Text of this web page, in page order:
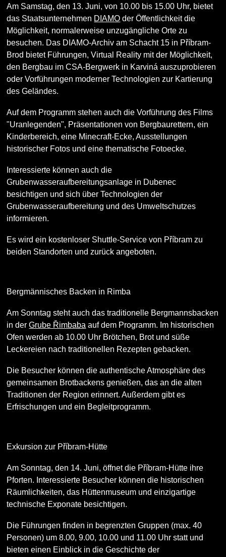
Am Samstag, den 13. Juni, von 10.00 bis 15.00 Uhr, bietet
das Staatsunternehmen DIAMO der Öffentlichkeit die
Möglichkeit, normalerweise unzugängliche Orte zu
besuchen. Das DIAMO-Archiv am Schacht 15 in Příbram-
Brod bietet Führungen, Virtual Reality mit der Möglichkeit,
den Bergbau im CSA-Bergwerk in Karviná auszuprobieren
oder Vorführungen moderner Technologien zur Kartierung
des Geländes.
Auf dem Programm stehen auch die Vorführung des Films
"Uranlegenden", Präsentationen von Bergbaurettern, ein
Kinderbereich, eine Minecraft-Ecke, Ausstellungen
historischer Fotos und eine thematische Fotoecke.
Interessierte können auch die
Grubenwasseraufbereitungsanlage in Dubenec
besichtigen und sich über Technologien der
Grubenwasseraufbereitung und des Umweltschutzes
informieren.
Es wird ein kostenloser Shuttle-Service von Příbram zu
beiden Standorten und zurück angeboten.
Bergmännisches Backen in Rimba
Am Sonntag steht auch das traditionelle Bergmannsbacken
in derGrube Řimbaba auf dem Programm. Im historischen
Ofen werden ab 10.00 Uhr Brötchen, Brot und süße
Leckereien nach traditionellen Rezepten gebacken.
Die Besucher können die authentische Atmosphäre des
gemeinsamen Brotbackens genießen, das an die alten
Traditionen der Region erinnert. Außerdem gibt es
Erfrischungen und ein Begleitprogramm.
Exkursion zur Příbram-Hütte
Am Sonntag, den 14. Juni, öffnet die Příbram-Hütte ihre
Pforten. Interessierte Besucher können die historischen
Räumlichkeiten, das Hüttenmuseum und einzigartige
technische Exponate besichtigen.
Die Führungen finden in begrenzten Gruppen (max. 40
Personen) um 8.00, 9.00, 10.00 und 11.00 Uhr statt und
bieten einen Einblick in die Geschichte der